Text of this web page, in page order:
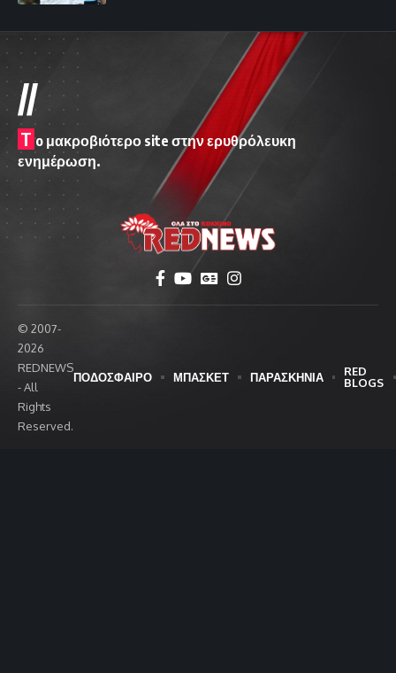
//
T o μακροβιότερο site στην ερυθρόλευκη
ενημέρωση.
© 2007-
2026
REDNEWS
- All
Rights
Reserved.
ΠΟΔΟΣΦΑΙΡΟ ΜΠΑΣΚΕΤ ΠΑΡΑΣΚΗΝΙΑ
RED
BLOGS